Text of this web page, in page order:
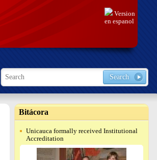
Version
en espanol
Search form
Search
Bitácora
Unicauca formally received Institutional
Accreditation